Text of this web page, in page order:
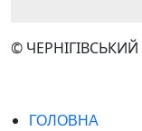
©
ГОЛОВНА